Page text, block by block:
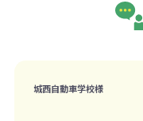
城西自動車学校様